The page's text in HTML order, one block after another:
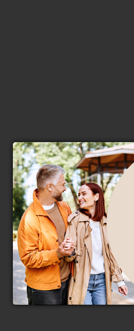
* O conteúdo de cada comentário é
realizá-lo. Nos reservamos ao
comentários em desacordo com o
contenham palavras ofensivas.
Comentar